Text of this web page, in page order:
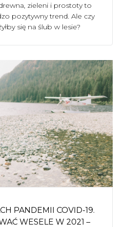
zieleni i prostoty to
pozytywny trend. Ale czy
się na ślub w lesie?
PANDEMII COVID-19.
WESELE W 2021 –